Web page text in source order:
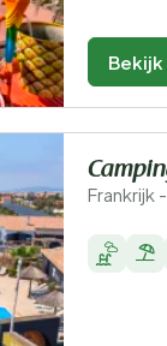
Frankrijk